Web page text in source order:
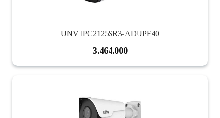
UNV IPC2125SR3-ADUPF40
3.464.000